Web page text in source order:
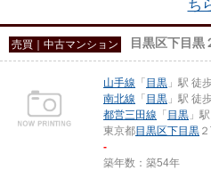
ち
売買｜中古マンション 目黒区下目黒
山手線 「目黒 」駅 徒
南北線 「目黒 」駅 徒
都営三田線 「目黒 」
東京都目黒区下目黒
-
築年数：築54年